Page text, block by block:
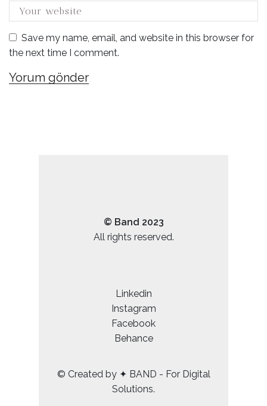
Save my name, email, and website in this browser for
the next time I comment.
© Band 2023
All rights reserved.
Linkedin
Instagram
Facebook
Behance
© Created by ✦ BAND - For Digital
Solutions.